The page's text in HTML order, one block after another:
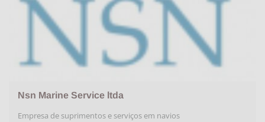
Nsn Marine Service ltda
Empresa de suprimentos e serviços em navios